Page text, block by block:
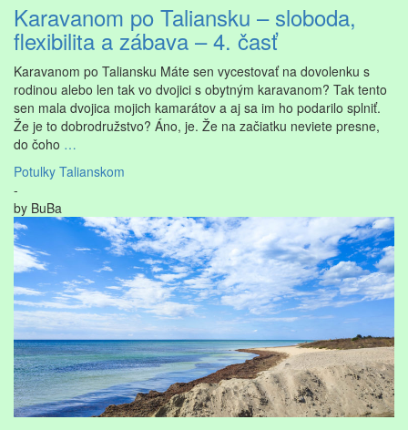
Karavanom po Taliansku – sloboda,
flexibilita a zábava – 4. časť
Karavanom po Taliansku Máte sen vycestovať na dovolenku s
rodinou alebo len tak vo dvojici s obytným karavanom? Tak tento
sen mala dvojica mojich kamarátov a aj sa im ho podarilo splniť.
Že je to dobrodružstvo? Áno, je. Že na začiatku neviete presne,
do čoho …
Potulky Talianskom
-
by BuBa